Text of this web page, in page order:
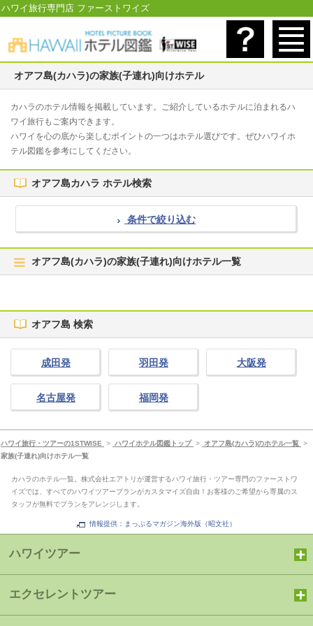
ハワイ旅行専門店 ファーストワイズ
オアフ島(カハラ)の家族(子連れ)向けホテル
カハラのホテル情報を掲載しています。ご紹介しているホテルに泊まれるハ
ワイ旅行もご案内できます。
ハワイを心の底から楽しむポイントの一つはホテル選びです。ぜひハワイホ
テル図鑑を参考にしてください。
オアフ島カハラ ホテル検索
条件で絞り込む
オアフ島(カハラ)の家族(子連れ)向けホテル一覧
オアフ島 検索
成田発 羽田発 大阪発
名古屋発 福岡発
ハワイ旅行・ツアーの1STWISE > ハワイホテル図鑑トップ > オアフ島(カハラ)のホテル一覧 >
家族(子連れ)向けホテル一覧
カハラのホテル一覧。株式会社エアトリが運営するハワイ旅行・ツアー専門のファーストワ
イズでは、すべてのハワイツアープランがカスタマイズ自由！お客様のご希望から専属のス
タッフが無料でプランをアレンジします。
情報提供：まっぷるマガジン海外版（昭文社）
ハワイツアー
エクセレントツアー